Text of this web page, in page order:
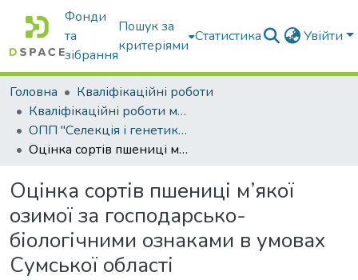
Фонди
та
зібрання
Пошук за
критеріями
Статистика Увійти
Головна
Кваліфікаційні роботи
Кваліфікаційні роботи магістрів
ОПП "Селекція і генетика сільськогосподарських культур"
Оцінка сортів пшениці м’якої озимої за господарсько-біологічними ознаками в умовах Сумської області
Оцінка сортів пшениці м’якої
озимої за господарсько-
біологічними ознаками в умовах
Сумської області